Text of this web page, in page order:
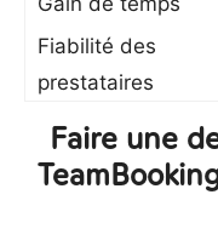
Fiabilité des
prestataires
Faire une